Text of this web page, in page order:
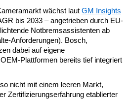
wächst laut GM Insights
bis 2033 – angetrieben durch EU-
Notbremsassistenten ab
Anforderungen). Bosch,
dabei auf eigene
Plattformen bereits tief integriert
nicht mit einem leeren Markt,
Zertifizierungserfahrung etablierter